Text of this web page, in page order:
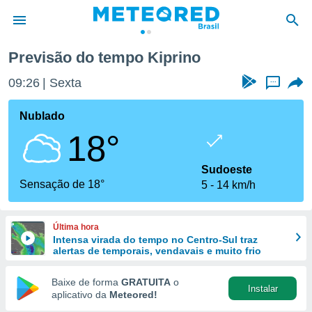
da
fornecidas
a este
das
e
forma
digital
Previsão do tempo Kiprino
09:26 Sexta ...
Nublado
18°
Sensação de 18°
Sudoeste
5
14 km/h
Última hora
Intensa virada do tempo no Centro-Sul traz
alertas de temporais, vendavais e muito frio
Baixe de forma GRATUITA o
aplicativo da Meteored!
Instalar